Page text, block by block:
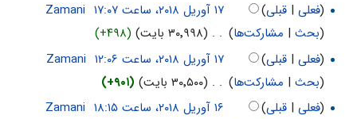
(فعلی| قبلی)
‏
Zamani
(بحث| مشارکت‌ها)
. . (۳۰٬۹۹۸ بایت)
(+۴۹۸)
(فعلی| قبلی)
‏
Zamani
(بحث| مشارکت‌ها)
. . (۳۰٬۵۰۰ بایت)
(+۹۰۱)
(فعلی| قبلی)
‏
Zamani